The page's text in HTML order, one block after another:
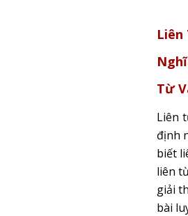
Liên
Từ
Liên
định
biết
liên
giải
bài